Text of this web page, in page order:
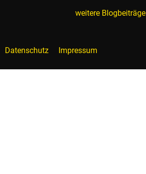
weitere Blogbeiträge
Datenschutz Impressum